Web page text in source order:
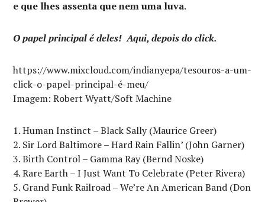
e que lhes assenta que nem uma luva.
O papel principal é deles! Aqui, depois do click.
https://www.mixcloud.com/indianyepa/tesouros-a-um-
click-o-papel-principal-é-meu/
Imagem: Robert Wyatt/Soft Machine
Human Instinct – Black Sally (Maurice Greer)
Sir Lord Baltimore – Hard Rain Fallin’ (John Garner)
Birth Control – Gamma Ray (Bernd Noske)
Rare Earth – I Just Want To Celebrate (Peter Rivera)
Grand Funk Railroad – We’re An American Band (Don